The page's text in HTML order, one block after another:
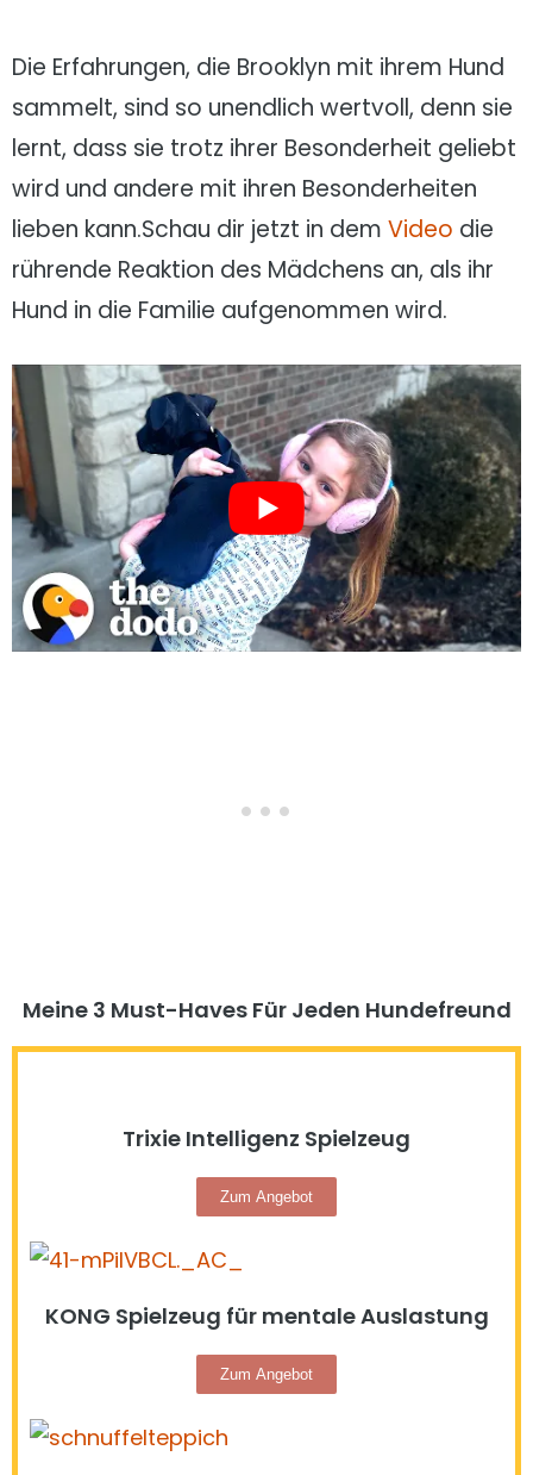
Die Erfahrungen, die Brooklyn mit ihrem Hund
sammelt, sind so unendlich wertvoll, denn sie
lernt, dass sie trotz ihrer Besonderheit geliebt
wird und andere mit ihren Besonderheiten
lieben kann.Schau dir jetzt in dem Video die
rührende Reaktion des Mädchens an, als ihr
Hund in die Familie aufgenommen wird.
Meine 3 Must-Haves Für Jeden Hundefreund​
Trixie Intelligenz Spielzeug
Zum Angebot
KONG Spielzeug für mentale Auslastung
Zum Angebot